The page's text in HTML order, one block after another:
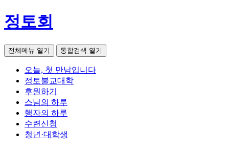
정토회
전체메뉴 열기 통합검색 열기
오늘, 첫 만남입니다
정토불교대학
후원하기
스님의 하루
행자의 하루
수련신청
청년·대학생